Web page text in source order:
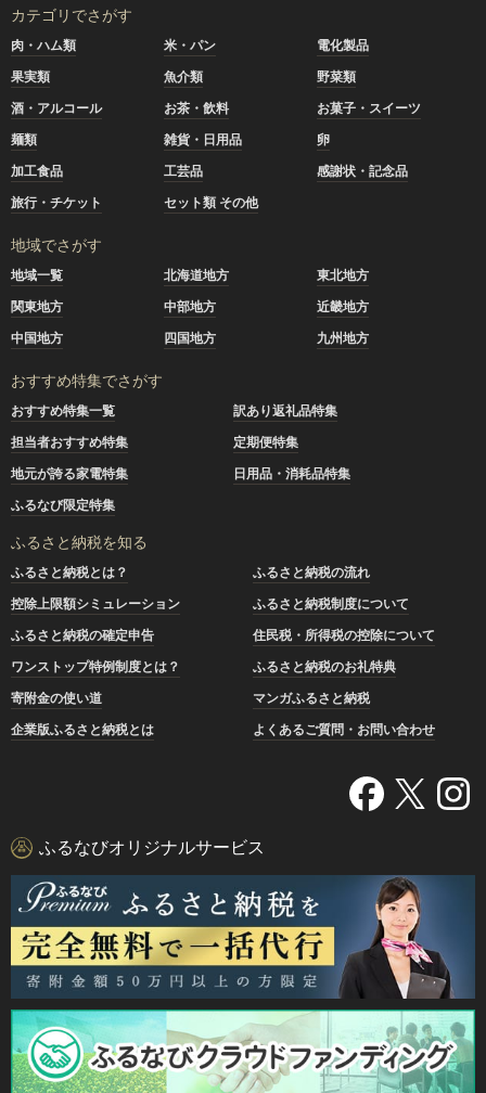
カテゴリでさがす
肉・ハム類 米・パン
電化製品
果実類
魚介類
野菜類
酒・アルコール
お茶・飲料
お菓子・スイーツ
麺類
雑貨・日用品
卵
加工食品
工芸品
感謝状・記念品
旅行・チケット
セット類 その他
地域でさがす
地域一覧 北海道地方
東北地方
関東地方
中部地方
近畿地方
中国地方
四国地方 九州地方
おすすめ特集でさがす
おすすめ特集一覧
訳あり返礼品特集
担当者おすすめ特集
定期便特集
地元が誇る家電特集
日用品・消耗品特集
ふるなび限定特集
ふるさと納税を知る
ふるさと納税とは？
ふるさと納税の流れ
控除上限額シミュレーション
ふるさと納税制度について
ふるさと納税の確定申告
住民税・所得税の控除について
ワンストップ特例制度とは？
ふるさと納税のお礼特典
寄附金の使い道
マンガふるさと納税
企業版ふるさと納税とは
よくあるご質問・お問い合わせ
ふるなびオリジナルサービス